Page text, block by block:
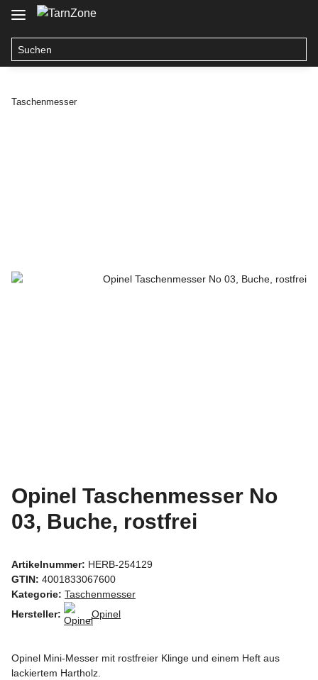
Taschenmesser
Opinel Taschenmesser No
03, Buche, rostfrei
Artikelnummer: HERB-254129
GTIN: 4001833067600
Kategorie: Taschenmesser
Hersteller:
Opinel
Opinel Mini-Messer mit rostfreier Klinge und einem Heft aus
lackiertem Hartholz.